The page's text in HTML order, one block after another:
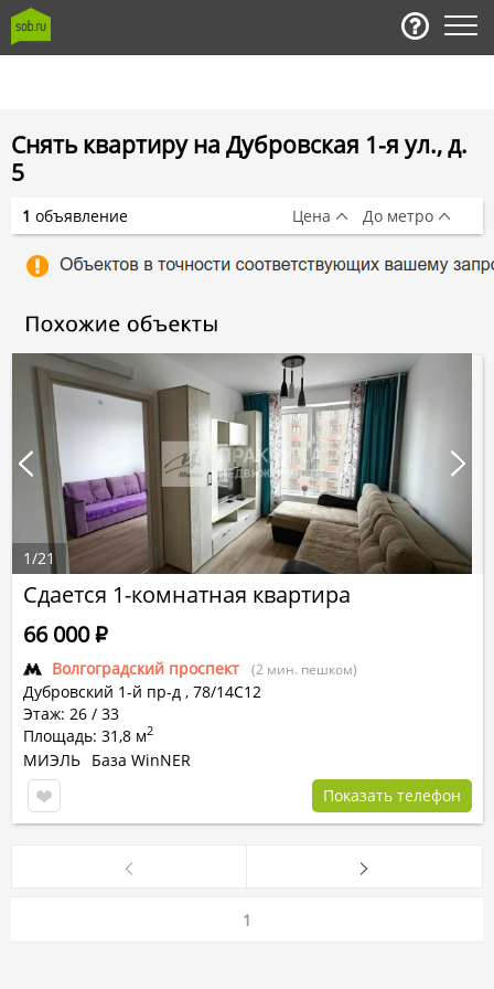
Снять квартиру на Дубровская 1-я ул., д.
5
Сдается 1-комнатная квартира
Волгоградский проспект (2 мин. пешком)
Дубровский 1-й пр-д , 78/14С12
Этаж: 26 / 33
Площадь: 31,8 м2
66 000Р
МИЭЛЬ База WinNER
Показать телефон
1/21
1 объявление Цена До метро
1